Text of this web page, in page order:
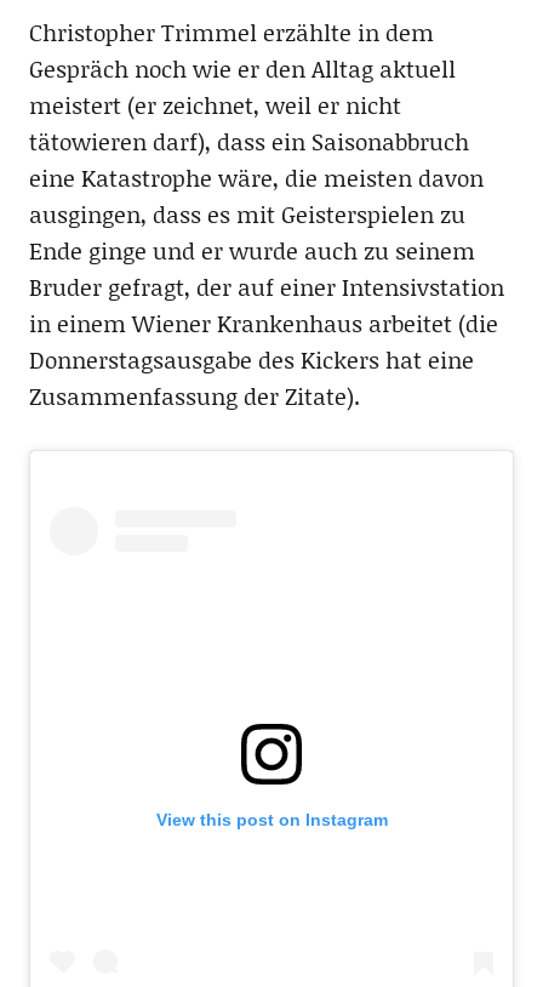
Christopher Trimmel erzählte in dem
Gespräch noch wie er den Alltag aktuell
meistert (er zeichnet, weil er nicht
tätowieren darf), dass ein Saisonabbruch
eine Katastrophe wäre, die meisten davon
ausgingen, dass es mit Geisterspielen zu
Ende ginge und er wurde auch zu seinem
Bruder gefragt, der auf einer Intensivstation
in einem Wiener Krankenhaus arbeitet (die
Donnerstagsausgabe des Kickers hat eine
Zusammenfassung der Zitate).
View this post on Instagram